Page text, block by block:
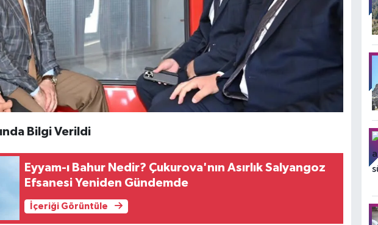
Bilgi Verildi
Eyyam-ı Bahur Nedir? Çukurova'nın Asırlık Salyangoz
Efsanesi Yeniden Gündemde
İçeriği Görüntüle